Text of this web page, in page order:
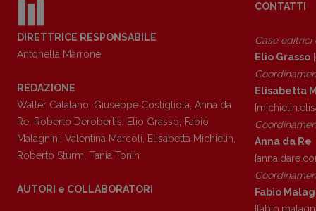
DIRETTRICE RESPONSABILE
Antonella Marrone
REDAZIONE
Walter Catalano Giuseppe Costigliola Anna da
Re Roberto Derobertis Elio Grasso
Fabio
Malagnini Valentina Marcoli Elisabetta Michielin
Roberto Sturm Tania Tonin
AUTORI e COLLABORATORI
CONTATTI
Case editrici
Elio Grasso
Elisabetta
Anna da Re
Fabio